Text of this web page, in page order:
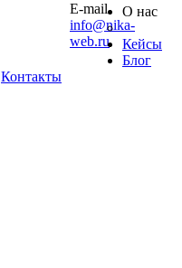
E-mail
info@nika-
web.ru
О нас
Кейсы
Блог
Контакты